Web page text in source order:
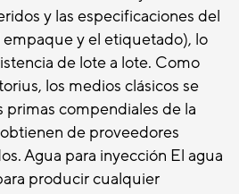
y las especificaciones del
y el etiquetado), lo
de lote a lote. Como
los medios clásicos se
primas compendiales de la
de proveedores
Agua para inyección El agua
producir cualquier